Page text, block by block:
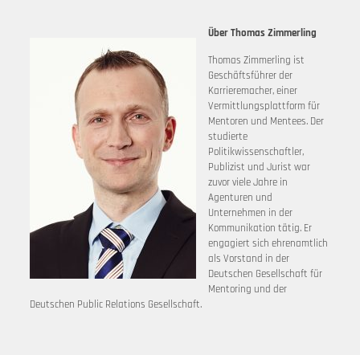
Über Thomas Zimmerling
Thomas Zimmerling ist
Geschäftsführer der
Karrieremacher, einer
Vermittlungsplattform für
Mentoren und Mentees. Der
studierte
Politikwissenschaftler,
Publizist und Jurist war
zuvor viele Jahre in
Agenturen und
Unternehmen in der
Kommunikation tätig. Er
engagiert sich ehrenamtlich
als Vorstand in der
Deutschen Gesellschaft für
Mentoring und der
Deutschen Public Relations Gesellschaft.